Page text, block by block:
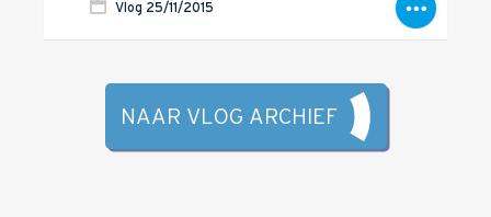
Vlog 25/11/2015
NAAR VLOG ARCHIEF